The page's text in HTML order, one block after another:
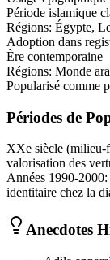
Période islamique
Régions: Égypte,
Adoption dans
Ère contemporaine
Régions: Monde
Popularisé comme
Périodes de
XXe siècle (milieu-
valorisation des
Années 1990-2000:
identitaire chez la
Anecdotes